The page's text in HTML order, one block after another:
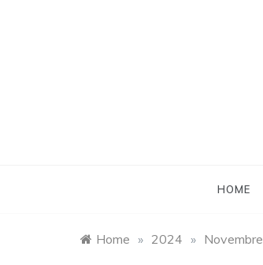
HOME
Home » 2024 » Novembre